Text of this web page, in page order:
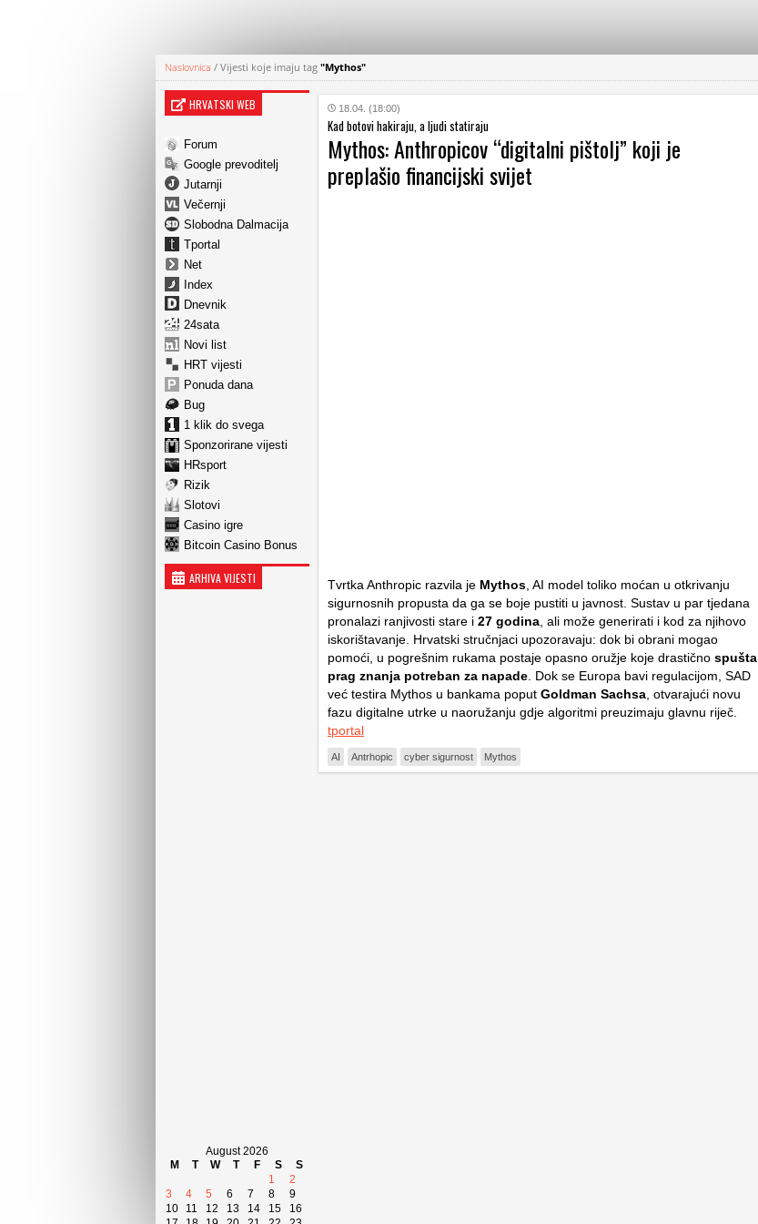
Naslovnica / Vijesti koje imaju tag "Mythos"
HRVATSKI WEB
Forum
Google prevoditelj
Jutarnji
Večernji
Slobodna Dalmacija
Tportal
Net
Index
Dnevnik
24sata
Novi list
HRT vijesti
Ponuda dana
Bug
1 klik do svega
Sponzorirane vijesti
HRsport
Rizik
Slotovi
Casino igre
Bitcoin Casino Bonus
ARHIVA VIJESTI
August 2026
M
T W T F S
S
1
2
3
4 5 6 7 8
9
10
11 12 13 14 15
16
18.04. (18:00)
Kad botovi hakiraju, a ljudi statiraju
Mythos: Anthropicov “digitalni pištolj” koji je
preplašio financijski svijet
Tvrtka Anthropic razvila je Mythos , AI model toliko moćan u otkrivanju
sigurnosnih propusta da ga se boje pustiti u javnost. Sustav u par tjedana
pronalazi ranjivosti stare i 27 godina , ali može generirati i kod za njihovo
iskorištavanje. Hrvatski stručnjaci upozoravaju: dok bi obrani mogao
pomoći, u pogrešnim rukama postaje opasno oružje koje drastično spušta
prag znanja potreban za napade . Dok se Europa bavi regulacijom, SAD
već testira Mythos u bankama poput Goldman Sachsa , otvarajući novu
fazu digitalne utrke u naoružanju gdje algoritmi preuzimaju glavnu riječ.
tportal
AI Antrhopic cyber sigurnost Mythos